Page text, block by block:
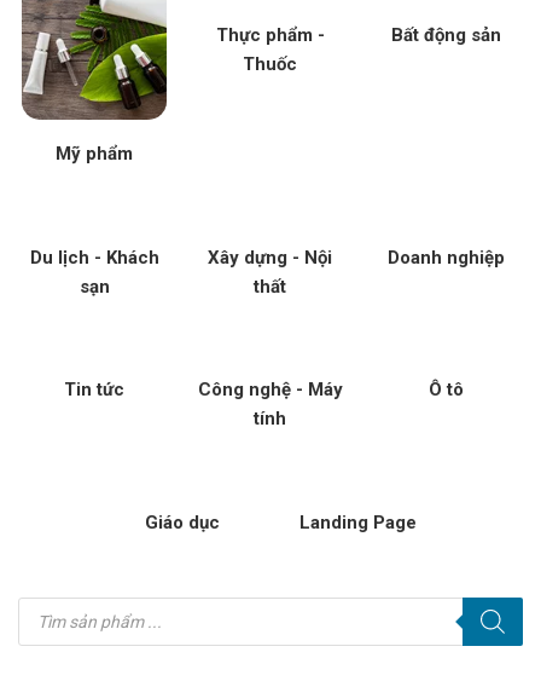
Mỹ phẩm
Thực phẩm -
Thuốc
Bất động sản
Du lịch - Khách
sạn
Xây dựng - Nội
thất
Doanh nghiệp
Tin tức
Công nghệ - Máy
tính
Ô tô
Giáo dục Landing Page
Tìm
kiếm
sản